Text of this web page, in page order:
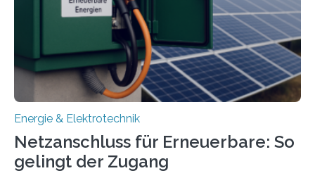
von drei Jahren und ein Gesamtvolumen von rund 2,9
Millionen Euro, wovon 2,6 Millionen Euro durch das
Ministerium für Umwelt, Klima und…
Energie & Elektrotechnik
Netzanschluss für Erneuerbare: So
gelingt der Zugang